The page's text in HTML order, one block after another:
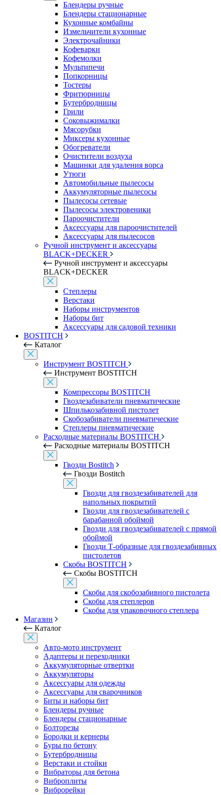
Блендеры ручные
Блендеры стационарные
Кухонные комбайны
Измельчители кухонные
Электрочайники
Кофеварки
Кофемолки
Мультипечи
Попкорницы
Тостеры
Фритюрницы
Бутербродницы
Грили
Соковыжималки
Мясорубки
Миксеры кухонные
Обогреватели
Очистители воздуха
Машинки для удаления ворса
Утюги
Автомобильные пылесосы
Аккумуляторные пылесосы
Пылесосы сетевые
Пылесосы электровеники
Пароочистители
Аксессуары для пароочистителей
Аксессуары для пылесосов
Ручной инструмент и аксессуары
BLACK+DECKER
Ручной инструмент и аксессуары
BLACK+DECKER
Степлеры
Верстаки
Наборы инструментов
Наборы бит
Аксессуары для садовой техники
BOSTITCH
Каталог
Инструмент BOSTITCH
Инструмент BOSTITCH
Компрессоры BOSTITCH
Гвоздезабиватели пневматические
Шпилькозабивной пистолет
Скобозабиватели пневматические
Степлеры пневматические
Расходные материалы BOSTITCH
Расходные материалы BOSTITCH
Гвозди Bostitch
Гвозди Bostitch
Гвозди для гвоздезабивателей для
напольных покрытий
Гвозди для гвоздезабивателей с
барабанной обоймой
Гвозди для гвоздезабивателей с прямой
обоймой
Гвозди Т-образные для гвоздезабивных
пистолетов
Скобы BOSTITCH
Скобы BOSTITCH
Скобы для скобозабивного пистолета
Скобы для степлеров
Скобы для упаковочного степлера
Магазин
Каталог
Авто-мото инструмент
Адаптеры и переходники
Аккумуляторные отвертки
Аккумуляторы
Аксессуары для одежды
Аксессуары для сварочников
Биты и наборы бит
Блендеры ручные
Блендеры стационарные
Болторезы
Бородки и кернеры
Буры по бетону
Бутербродницы
Верстаки и стойки
Вибраторы для бетона
Виброплиты
Виброрейки